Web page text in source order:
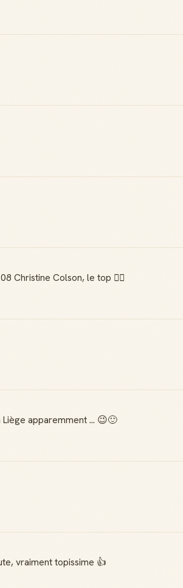
Christine Colson, le top 👌🏻
apparemment ... 😉🙂
vraiment topissime 👍